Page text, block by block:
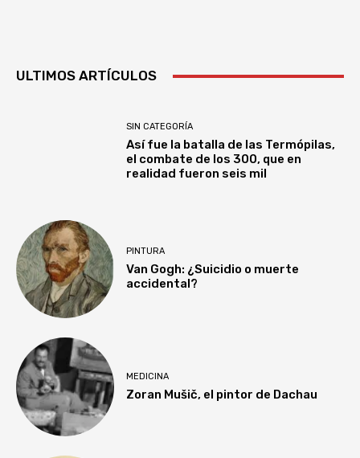
ULTIMOS ARTÍCULOS
SIN CATEGORÍA
Así fue la batalla de las Termópilas,
el combate de los 300, que en
realidad fueron seis mil
PINTURA
Van Gogh: ¿Suicidio o muerte
accidental?
MEDICINA
Zoran Mušič, el pintor de Dachau